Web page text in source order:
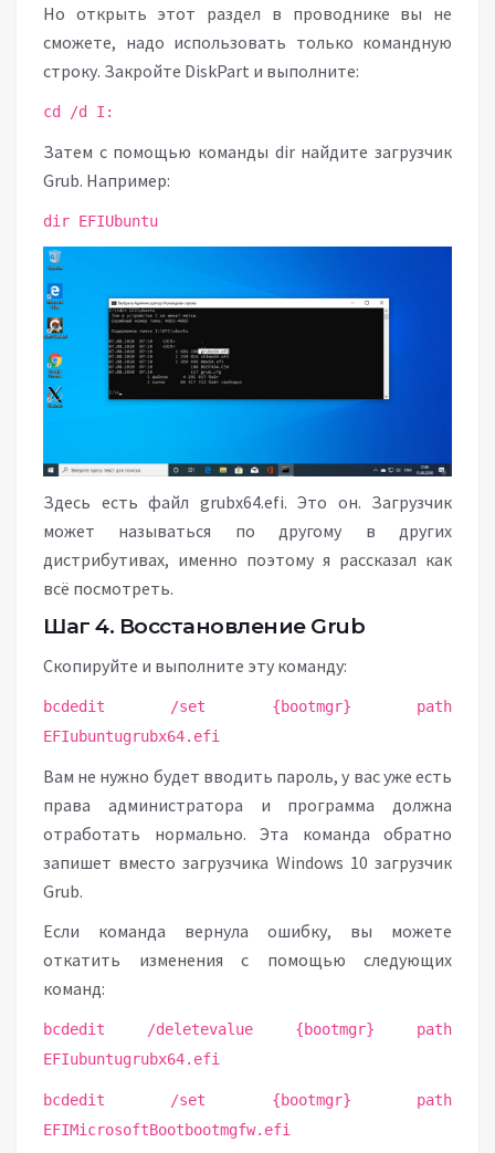
Но открыть этот раздел в проводнике вы не
сможете, надо использовать только командную
строку. Закройте DiskPart и выполните:
cd /d I:
Затем с помощью команды dir найдите загрузчик
Grub. Например:
dir EFIUbuntu
Здесь есть файл grubx64.efi. Это он. Загрузчик
может называться по другому в других
дистрибутивах, именно поэтому я рассказал как
всё посмотреть.
Шаг 4. Восстановление Grub
Скопируйте и выполните эту команду:
bcdedit /set {bootmgr} path
EFIubuntugrubx64.efi
Вам не нужно будет вводить пароль, у вас уже есть
права администратора и программа должна
отработать нормально. Эта команда обратно
запишет вместо загрузчика Windows 10 загрузчик
Grub.
Если команда вернула ошибку, вы можете
откатить изменения с помощью следующих
команд:
bcdedit /deletevalue {bootmgr} path
EFIubuntugrubx64.efi
bcdedit /set {bootmgr} path
EFIMicrosoftBootbootmgfw.efi